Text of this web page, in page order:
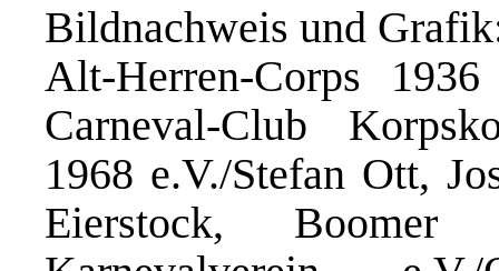
Bildnachweis und
Alt-Herren-Corps
Carneval-Club
1968 e.V./Stefan Ott,
Eierstock,